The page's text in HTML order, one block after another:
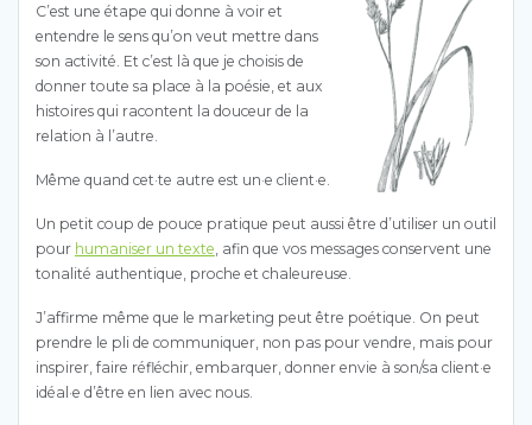
C’est une étape qui donne à voir et
entendre le sens qu’on veut mettre dans
son activité. Et c’est là que je choisis de
donner toute sa place à la poésie, et aux
histoires qui racontent la douceur de la
relation à l’autre.
Même quand cet·te autre est un·e client·e.
Un petit coup de pouce pratique peut aussi être d’utiliser un outil
pour humaniser un texte , afin que vos messages conservent une
tonalité authentique, proche et chaleureuse.
J’affirme même que le marketing peut être poétique. On peut
prendre le pli de communiquer, non pas pour vendre, mais pour
inspirer, faire réfléchir, embarquer, donner envie à son/sa client·e
idéal·e d’être en lien avec nous.